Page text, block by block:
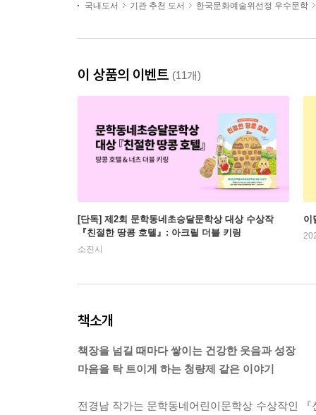
국내도서 기관 추천 도서 한국문화예술위선정 우수문학
이 상품의 이벤트 (11개)
[단독] 제2회 문학동네초승달문학상 대상 수상작
『친절한 땅콩 호텔』: 아크릴 더블 키링
소진시
이
책소개
책장을 넘길 때마다 쌓이는 건강한 웃음과 성장
마음을 탁 트이게 하는 청량제 같은 이야기
전경남 작가는 문학동네어린이문학상 수상작인